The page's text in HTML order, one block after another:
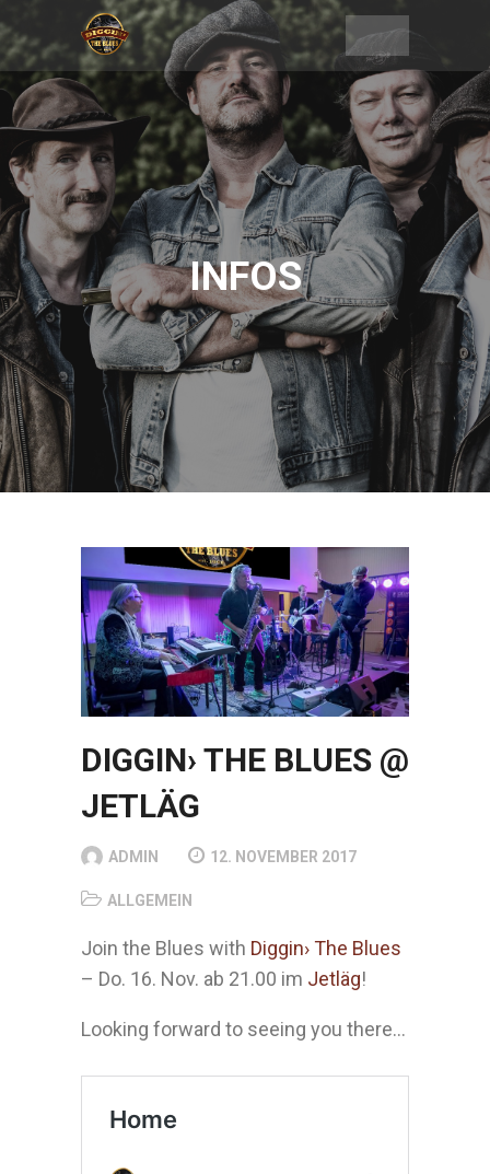
INFOS
DIGGIN› THE BLUES @
JETLÄG
ADMIN 12. NOVEMBER 2017
ALLGEMEIN
Join the Blues with Diggin› The Blues
– Do. 16. Nov. ab 21.00 im Jetläg!
Looking forward to seeing you there…